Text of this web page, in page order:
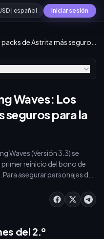
| español Iniciar sesión
Waves: Los
seguros para la
Waves (Versión 3.3) se
reinicio del bono de
asegurar personajes de
$ (12.960 Lunitas para
de 4,99 $ ofrecen el mejor
para evitar baneos y
del 2.º